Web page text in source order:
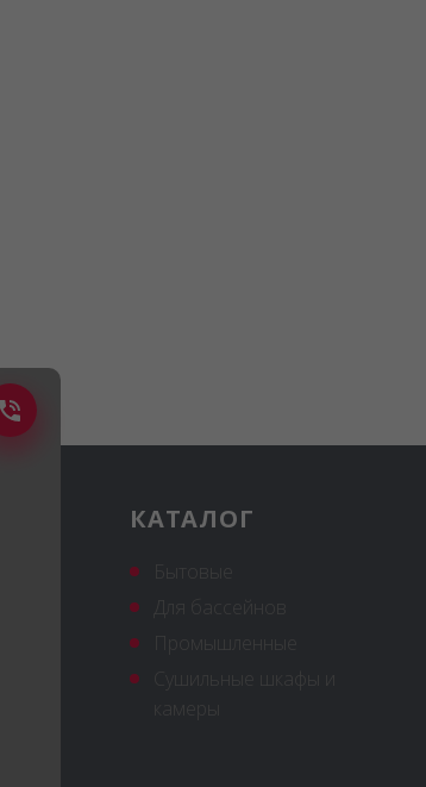
КАТАЛОГ
Для бассейнов